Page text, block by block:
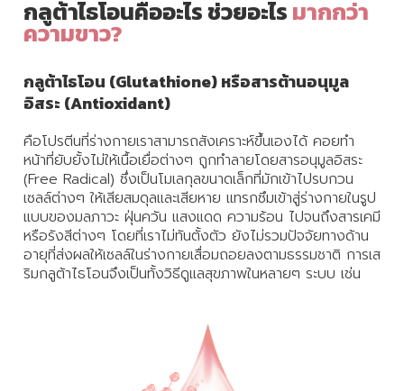
ไลฟ์
กลูต้าไธโอนคืออะไร ช่วยอะไรมากกว่า
ความขาว?
กลูต้าไธโอน (Glutathione) หรือสารต้านอนุมูล
อิสระ (Antioxidant)
คือโปรตีนที่ร่างกายเราสามารถสังเคราะห์ขึ้นเองได้ คอยทำ
หน้าที่ยับยั้งไม่ให้เนื้อเยื่อต่างๆ ถูกทำลายโดยสารอนุมูลอิสระ
(Free Radical) ซึ่งเป็นโมเลกุลขนาดเล็กที่มักเข้าไปรบกวน
เซลล์ต่างๆ ให้เสียสมดุลและเสียหาย แทรกซึมเข้าสู่ร่างกายในรูป
แบบของมลภาวะ ฝุ่นควัน แสงแดด ความร้อน ไปจนถึงสารเคมี
หรือรังสีต่างๆ โดยที่เราไม่ทันตั้งตัว ยังไม่รวมปัจจัยทางด้าน
อายุที่ส่งผลให้เซลล์ในร่างกายเสื่อมถอยลงตามธรรมชาติ การเส
ริมกลูต้าไธโอนจึงเป็นทั้งวิธีดูแลสุขภาพในหลายๆ ระบบ เช่น